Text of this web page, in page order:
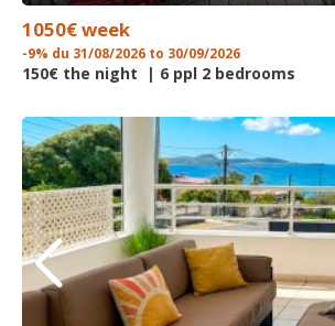
1050€ week
-9% du 31/08/2026 to 30/09/2026
150€ the night | 6 ppl 2 bedrooms